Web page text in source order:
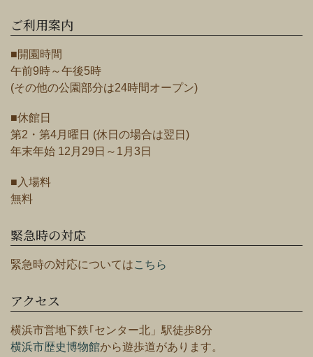
ご利用案内
■開園時間
午前9時～午後5時
(その他の公園部分は24時間オープン)
■休館日
第2・第4月曜日 (休日の場合は翌日)
年末年始 12月29日～1月3日
■入場料
無料
緊急時の対応
緊急時の対応についてはこちら
アクセス
横浜市営地下鉄｢センター北」駅徒歩8分
横浜市歴史博物館から遊歩道があります。